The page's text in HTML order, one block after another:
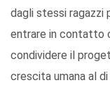
dagli stessi ragazzi
entrare in contatto
condividere il
crescita umana al